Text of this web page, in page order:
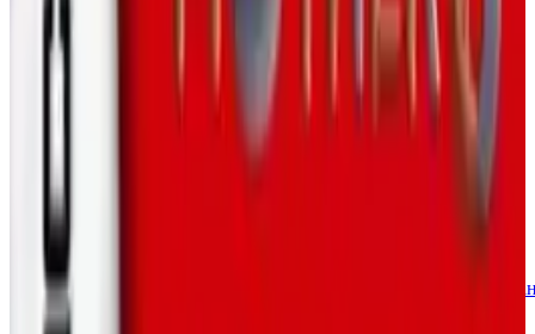
Покемоновское Приключение: Красная Глава - это
знаменитый РОМ-Хак Pokémon FireRed (v1.0), созданный
Aethestode, который близко адаптирует мангу Pokémon
Adventures. Выпущенный в бета-версии с 2013 года, с
последним крупным обновлением (Beta 15+ Expansion) в
2020 году, этот хак следует за Рэдом, молодым тренером
из Пэллет Тауна, который сражается с Лидерами
Упражнений, противостоит Команде Ракета и стремится
стать Чемпионом Покемонов. Известный своим более
темным и интенсивным тоном по сравнению с
🏷️
Ролевые
игры
играОдиночная игра